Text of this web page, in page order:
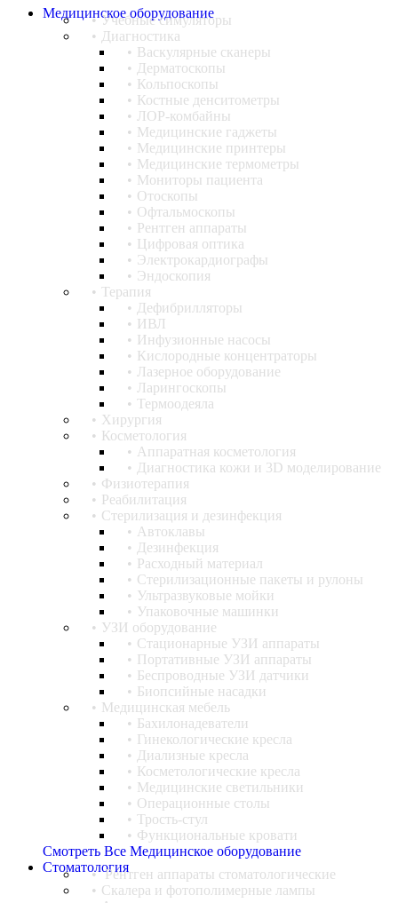
Медицинское оборудование
Учебные симуляторы
Диагностика
Васкулярные сканеры
Дерматоскопы
Кольпоскопы
Костные денситометры
ЛОР-комбайны
Медицинские гаджеты
Медицинские принтеры
Медицинские термометры
Мониторы пациента
Отоскопы
Офтальмоскопы
Рентген аппараты
Цифровая оптика
Электрокардиографы
Эндоскопия
Терапия
Дефибрилляторы
ИВЛ
Инфузионные насосы
Кислородные концентраторы
Лазерное оборудование
Ларингоскопы
Термоодеяла
Хирургия
Косметология
Аппаратная косметология
Диагностика кожи и 3D моделирование
Физиотерапия
Реабилитация
Стерилизация и дезинфекция
Автоклавы
Дезинфекция
Расходный материал
Стерилизационные пакеты и рулоны
Ультразвуковые мойки
Упаковочные машинки
УЗИ оборудование
Стационарные УЗИ аппараты
Портативные УЗИ аппараты
Беспроводные УЗИ датчики
Биопсийные насадки
Медицинская мебель
Бахилонадеватели
Гинекологические кресла
Диализные кресла
Косметологические кресла
Медицинские светильники
Операционные столы
Трость-стул
Функциональные кровати
Смотреть Все Медицинское оборудование
СтоматологияРентген аппараты стоматологические
Cкалера и фотополимерные лампы